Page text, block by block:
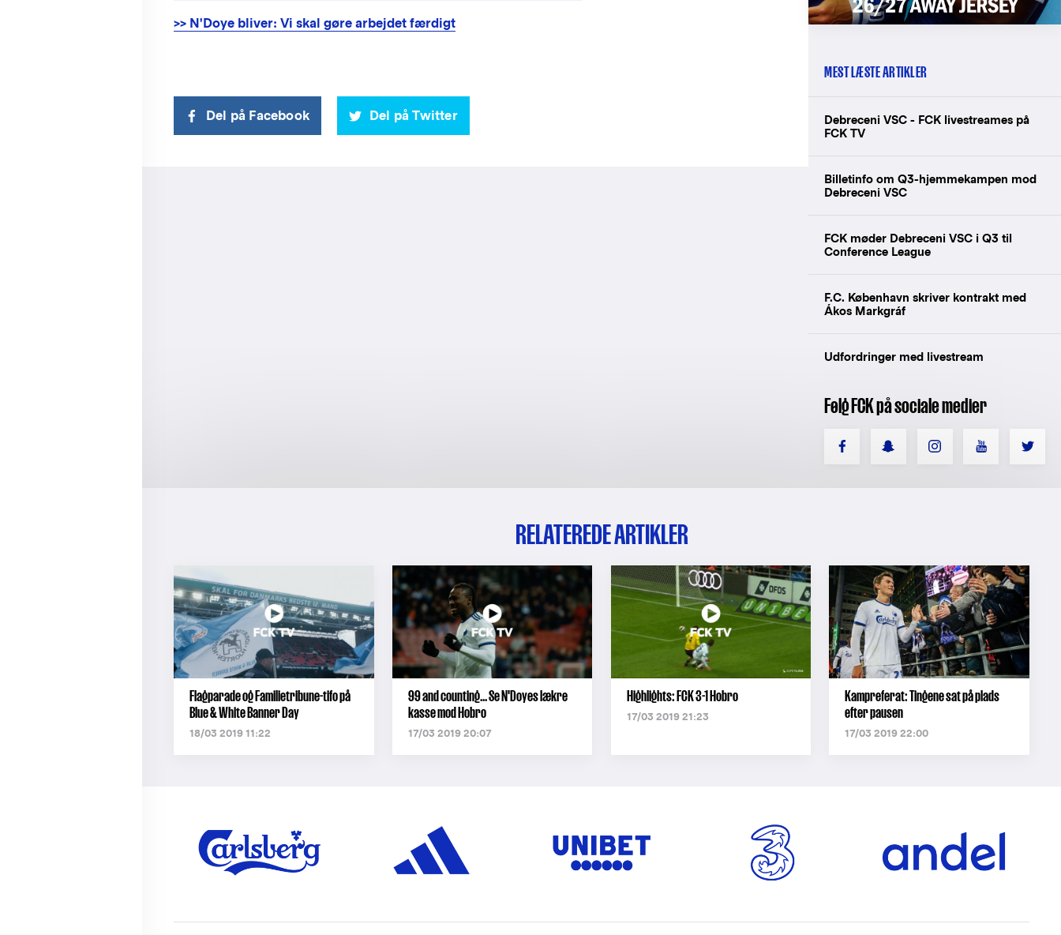
>> N'Doye bliver: Vi skal gøre arbejdet færdigt
Del på Facebook Del på Twitter
MEST LÆSTE ARTIKLER
Debreceni VSC - FCK livestreames på
FCK TV
Billetinfo om Q3-hjemmekampen mod
Debreceni VSC
FCK møder Debreceni VSC i Q3 til
Conference League
F.C. København skriver kontrakt med
Ákos Markgráf
Udfordringer med livestream
Følg FCK på sociale medier
RELATEREDE ARTIKLER
Flagparade og Familietribune-tifo på
Blue & White Banner Day
18/03 2019 11:22
99 and counting... Se N'Doyes lækre
kasse mod Hobro
17/03 2019 20:07
Highlights: FCK 3-1 Hobro
17/03 2019 21:23
Kampreferat: Tingene sat på plads
efter pausen
17/03 2019 22:00